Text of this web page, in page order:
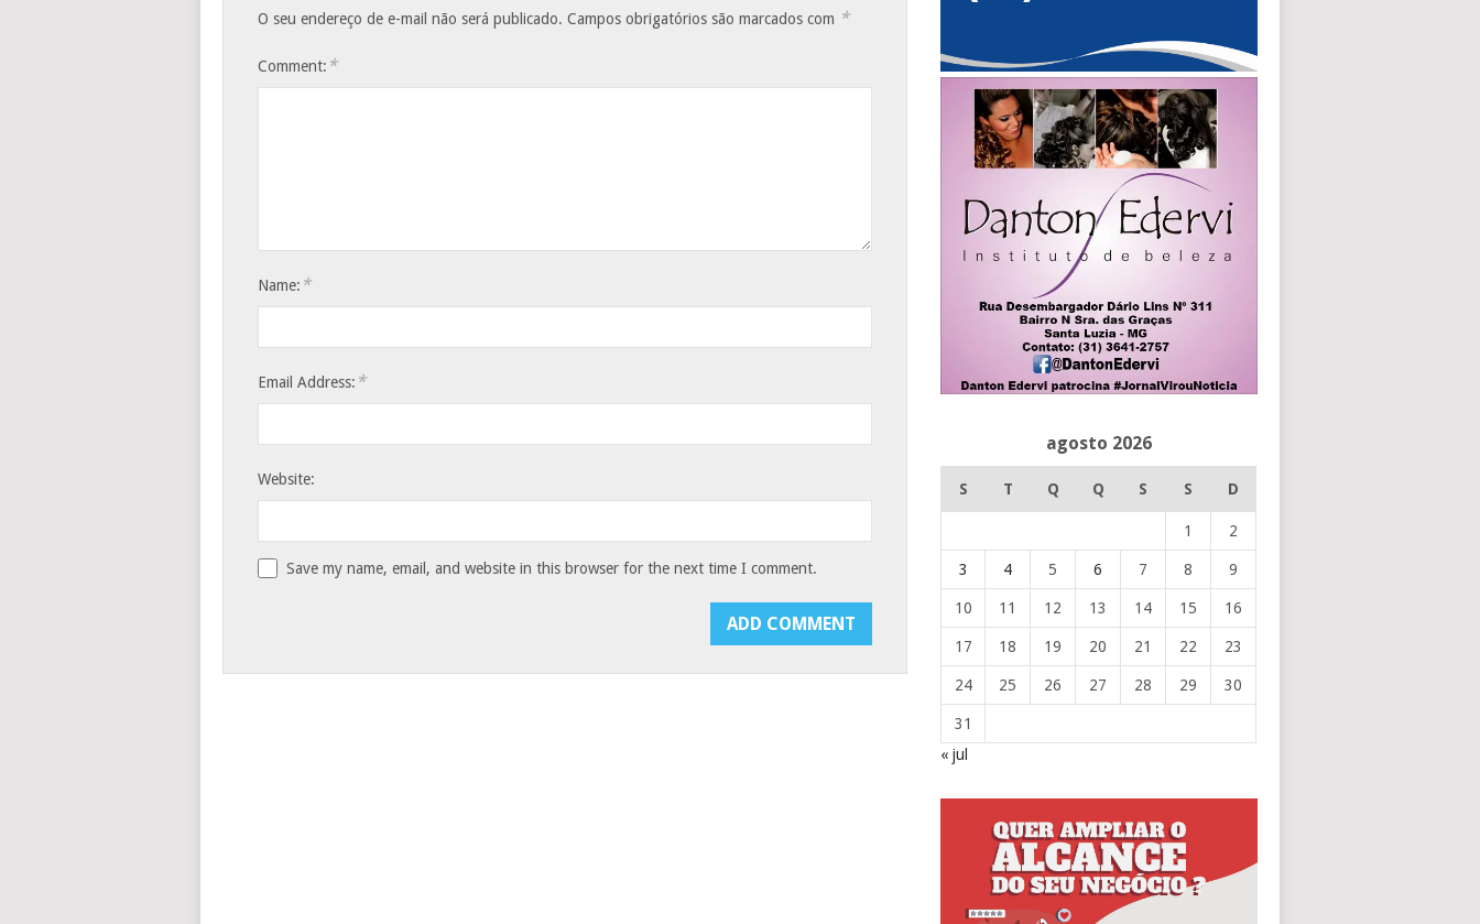
O seu endereço de e-mail não será publicado. Campos obrigatórios são marcados com *
Comment: *
Name: *
Email Address: *
Website:
Save my name, email, and website in this browser for the next time I comment.
agosto 2026
S T Q Q S S D
1 2
3 4 5 6 7 8 9
10 11 12 13 14 15 16
17 18 19 20 21 22 23
24 25 26 27 28 29 30
31
« jul